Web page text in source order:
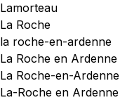
Lamorteau
La Roche
la roche-en-ardenne
La Roche en Ardenne
La Roche-en-Ardenne
La-Roche en Ardenne